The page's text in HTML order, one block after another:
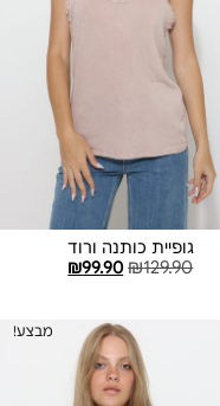
גופיית כותנה ורוד
₪129.90
₪99.90
מבצע!